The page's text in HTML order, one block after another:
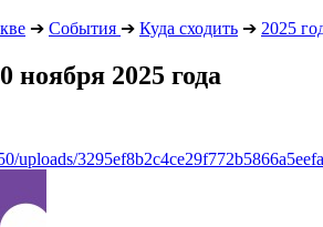
➔ События ➔ Куда сходить ➔ 2025
ноября 2025 года
uploads/